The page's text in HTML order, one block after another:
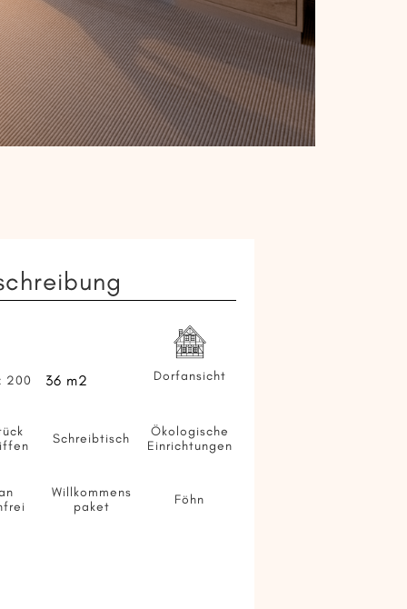
200 Dorfansicht
Schreibtisch
Ökologische
Einrichtungen
Willkommens
paket
Föhn
36 m2